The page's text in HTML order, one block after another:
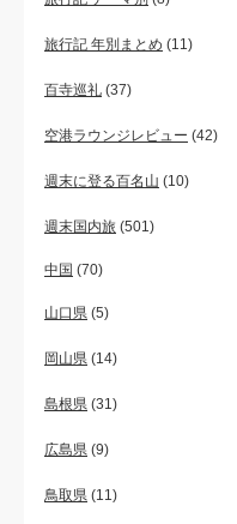
旅行記 年別まとめ (11)
百寺巡礼 (37)
空港ラウンジレビュー (42)
週末に登る百名山 (10)
週末国内旅 (501)
中国 (70)
山口県 (5)
岡山県 (14)
島根県 (31)
広島県 (9)
鳥取県 (11)